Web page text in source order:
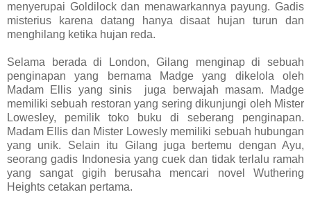
menyerupai Goldilock dan menawarkannya payung. Gadis
misterius karena datang hanya disaat hujan turun dan
menghilang ketika hujan reda.
Selama berada di London, Gilang menginap di sebuah
penginapan yang bernama Madge yang dikelola oleh
Madam Ellis yang sinis juga berwajah masam. Madge
memiliki sebuah restoran yang sering dikunjungi oleh Mister
Lowesley, pemilik toko buku di seberang penginapan.
Madam Ellis dan Mister Lowesly memiliki sebuah hubungan
yang unik. Selain itu Gilang juga bertemu dengan Ayu,
seorang gadis Indonesia yang cuek dan tidak terlalu ramah
yang sangat gigih berusaha mencari novel Wuthering
Heights cetakan pertama.